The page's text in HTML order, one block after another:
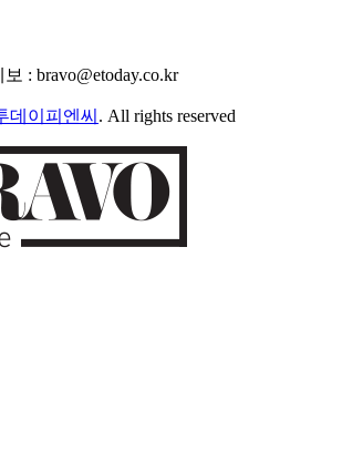
: bravo@etoday.co.kr
데이피엔씨 . All rights reserved